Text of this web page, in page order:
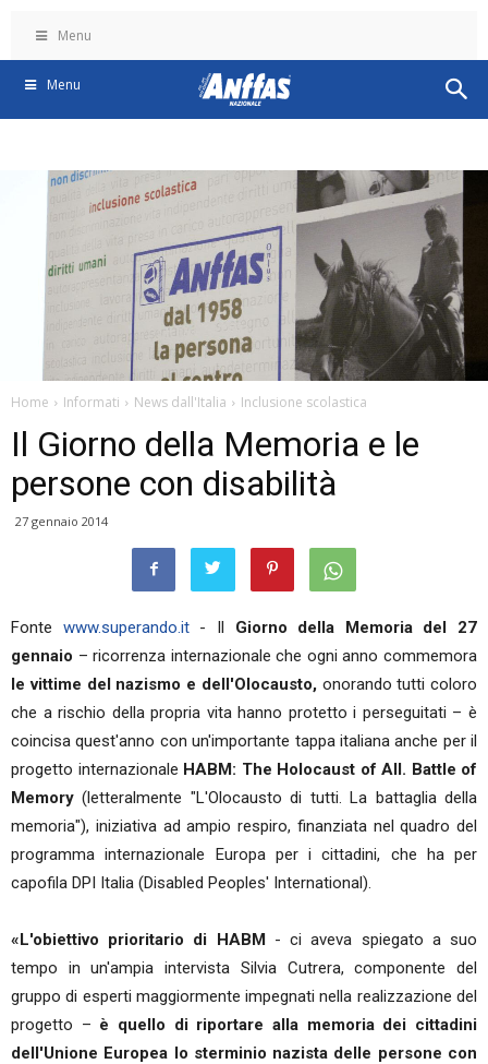
Menu
Menu
Home Informati News dall'Italia Inclusione scolastica
Il Giorno della Memoria e le
persone con disabilità
27 gennaio 2014
Fonte www.superando.it- Il Giorno della Memoria del 27
gennaio – ricorrenza internazionale che ogni anno commemora
le vittime del nazismo e dell'Olocausto,onorando tutti coloro
che a rischio della propria vita hanno protetto i perseguitati – è
coincisa quest'anno con un'importante tappa italiana anche per il
progetto internazionale HABM: The Holocaust of All. Battle of
Memory (letteralmente "L'Olocausto di tutti. La battaglia della
memoria"), iniziativa ad ampio respiro, finanziata nel quadro del
programma internazionale Europa per i cittadini, che ha per
capofila DPI Italia (Disabled Peoples' International).
«L'obiettivo prioritario di HABM- ci aveva spiegato a suo
tempo in un'ampia intervista Silvia Cutrera, componente del
gruppo di esperti maggiormente impegnati nella realizzazione del
progetto – è quello di riportare alla memoria dei cittadini
dell'Unione Europea lo sterminio nazista delle persone con